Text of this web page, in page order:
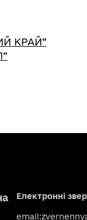
КРАЙ”
Електронні
email: